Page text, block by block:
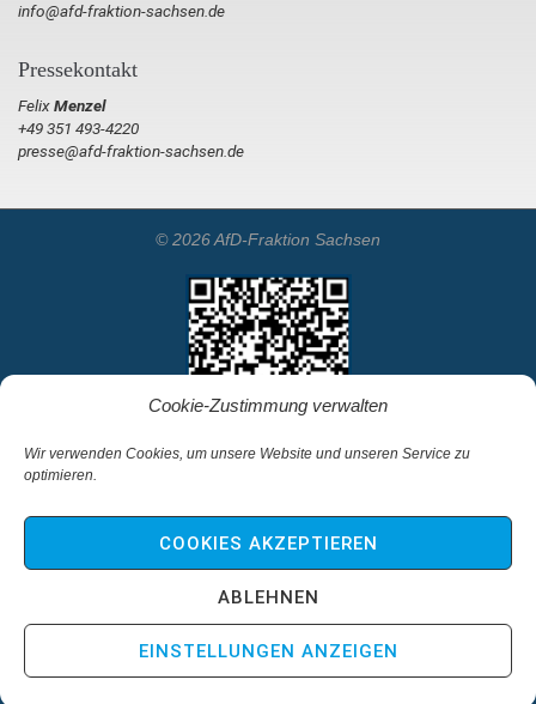
Cookie-Zustimmung verwalten
Wir verwenden Cookies, um unsere Website und unseren Service zu
optimieren.
COOKIES AKZEPTIEREN
ABLEHNEN
EINSTELLUNGEN ANZEIGEN
info@afd-fraktion-sachsen.de
Pressekontakt
FelixMenzel
+49 351 493-4220
presse@afd-fraktion-sachsen.de
© 2026 AfD-Fraktion Sachsen
Startseite
Kontakt
Impressum & Haftungsausschluss
Datenschutz